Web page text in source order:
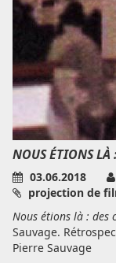
NOUS ÉTIONS LÀ
03.06.2018
projection de
Nous étions là : des
Sauvage.
Pierre Sauvage